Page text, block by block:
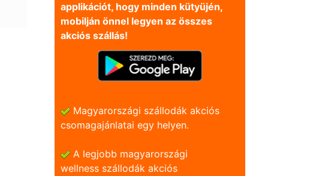
applikációt, hogy minden kütyüjén,
mobilján önnel legyen az összes
akciós szállás!
Magyarországi szállodák akciós
csomagajánlatai egy helyen.
A legjobb magyarországi
wellness szállodák akciós